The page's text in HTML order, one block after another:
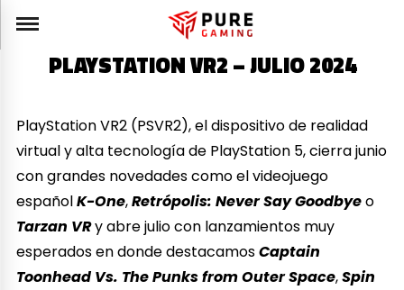
PLAYSTATION VR2 – JULIO 2024
PlayStation VR2 (PSVR2), el dispositivo de realidad
virtual y alta tecnología de PlayStation 5, cierra junio
con grandes novedades como el videojuego
españolK-One,Retrópolis: Never Say Goodbyeo
Tarzan VRy abre julio con lanzamientos muy
esperados en donde destacamosCaptain
Toonhead Vs. The Punks from Outer Space,Spin